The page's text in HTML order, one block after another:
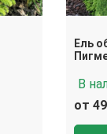
Ель
В
от